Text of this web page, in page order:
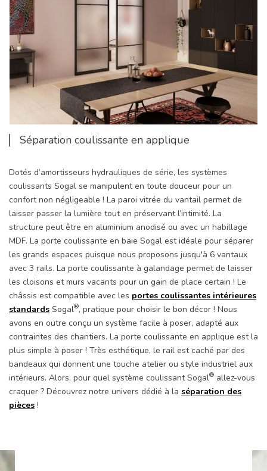
Séparation coulissante en applique
Dotés d’amortisseurs hydrauliques de série, les systèmes
coulissants Sogal se manipulent en toute douceur pour un
confort non négligeable ! La paroi vitrée du vantail permet de
laisser passer la lumière tout en préservant l’intimité. La
structure peut être en aluminium anodisé ou avec un habillage
MDF. La porte coulissante en baie Sogal est idéale pour séparer
les grands espaces puisque nous proposons jusqu'à 6 vantaux
avec 3 rails. La porte coulissante à galandage permet de laisser
les cloisons et murs vacants pour un gain de place certain ! Le
châssis est compatible avec les portes coulissantes intérieures
standards Sogal®, pratique pour choisir le bon décor ! Nous
avons en outre conçu un système facile à poser, adapté aux
contraintes des chantiers. La porte coulissante en applique est la
plus simple à poser ! Très esthétique, le rail est caché par des
bandeaux qui donnent une touche atelier ou style industriel aux
intérieurs. Alors, pour quel système coulissant Sogal® allez-vous
craquer ? Découvrez notre univers dédié à la séparation des
pièces !